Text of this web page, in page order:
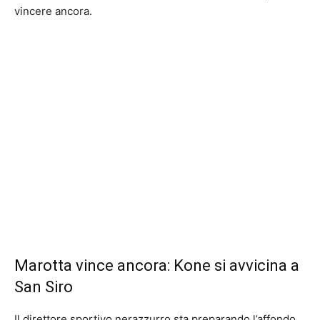
vincere ancora.
Marotta vince ancora: Kone si avvicina a
San Siro